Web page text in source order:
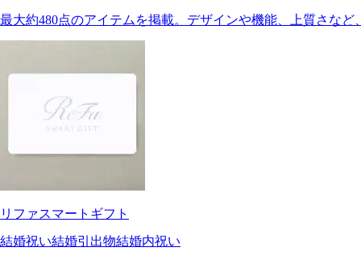
最大約480点のアイテムを掲載。デザインや機能、上質さな
リファスマートギフト
結婚祝い結婚引出物結婚内祝い